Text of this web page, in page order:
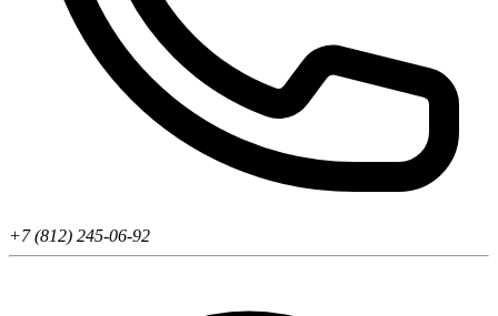
+7 (812) 245-06-92